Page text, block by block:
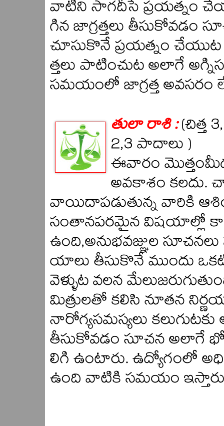
వాటిని సాగదీసే ప్రయత్నం
గిన జాగ్రత్తలు తీసుకోవడం
చూసుకొనే ప్రయత్నం
త్తలు పాటించుట అలాగే
సమయంలో జాగ్రత్త అవసరం
తులా రాశి :(చిత్త
2,3 పాదాలు )
ఈవారం
అవకాశం కలదు.
వాయిదాపడుతున్న వారికి
సంతానపరమైన విషయాల్లో
ఉంది,అనుభవజ్ఞుల
యాలు తీసుకొనే ముందు
వెళ్ళుట వలన
మిత్రులతో కలిసి నూతన
నారోగ్యసమస్యలు
తీసుకోవడం సూచన అలాగే
లిగి ఉంటారు. ఉద్యోగంలో
ఉంది వాటికి సమయం